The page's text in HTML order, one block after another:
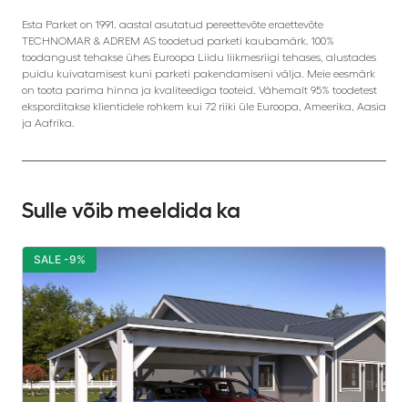
Esta Parket on 1991. aastal asutatud pereettevõte eraettevõte
TECHNOMAR & ADREM AS toodetud parketi kaubamärk. 100%
toodangust tehakse ühes Euroopa Liidu liikmesriigi tehases, alustades
puidu kuivatamisest kuni parketi pakendamiseni välja. Meie eesmärk
on toota parima hinna ja kvaliteediga tooteid. Vähemalt 95% toodetest
eksporditakse klientidele rohkem kui 72 riiki üle Euroopa, Ameerika, Aasia
ja Aafrika.
Sulle võib meeldida ka
SALE -9%